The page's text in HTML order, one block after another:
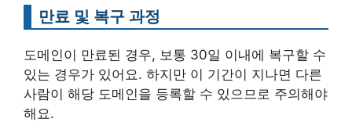
만료 및 복구 과정
도메인이 만료된 경우, 보통 30일 이내에 복구할 수
있는 경우가 있어요. 하지만 이 기간이 지나면 다른
사람이 해당 도메인을 등록할 수 있으므로 주의해야
해요.